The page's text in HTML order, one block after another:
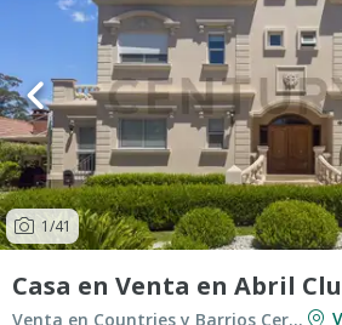
1/41
Venta en Countries y Barrios Cerrados en Guillermo Hudson